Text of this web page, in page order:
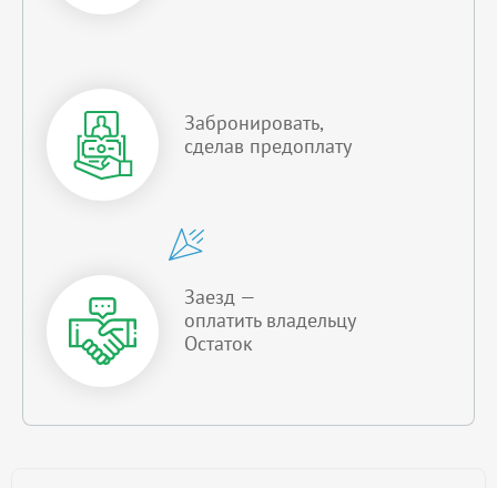
Забронировать,
сделав предоплату
Заезд —
оплатить владельцу
Остаток